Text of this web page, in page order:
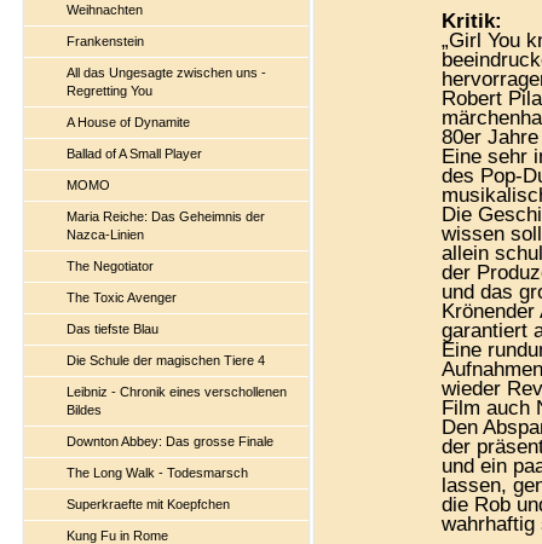
Weihnachten
Frankenstein
All das Ungesagte zwischen uns -
Regretting You
A House of Dynamite
Ballad of A Small Player
MOMO
Maria Reiche: Das Geheimnis der
Nazca-Linien
The Negotiator
The Toxic Avenger
Das tiefste Blau
Die Schule der magischen Tiere 4
Leibniz - Chronik eines verschollenen
Bildes
Downton Abbey: Das grosse Finale
The Long Walk - Todesmarsch
Superkraefte mit Koepfchen
Kung Fu in Rome
Kritik:
„Girl You
Robert
80er
Eine sehr
des Pop-
Die
wissen
allein
der
und das
garantiert
Eine
wieder
Film auch
Den
der
und ein
lassen,
die Rob
wahrhaftig